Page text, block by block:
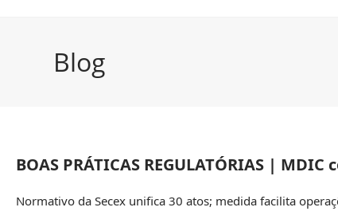
Blog
BOAS PRÁTICAS REGULATÓRIAS |
Normativo da Secex unifica 30 atos; medida facilita